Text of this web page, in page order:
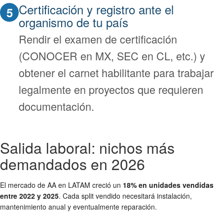
5 Certificación y registro ante el
organismo de tu país
Rendir el examen de certificación
(CONOCER en MX, SEC en CL, etc.) y
obtener el carnet habilitante para trabajar
legalmente en proyectos que requieren
documentación.
Salida laboral: nichos más
demandados en 2026
El mercado de AA en LATAM creció un 18% en unidades vendidas
entre 2022 y 2025. Cada split vendido necesitará instalación,
mantenimiento anual y eventualmente reparación.